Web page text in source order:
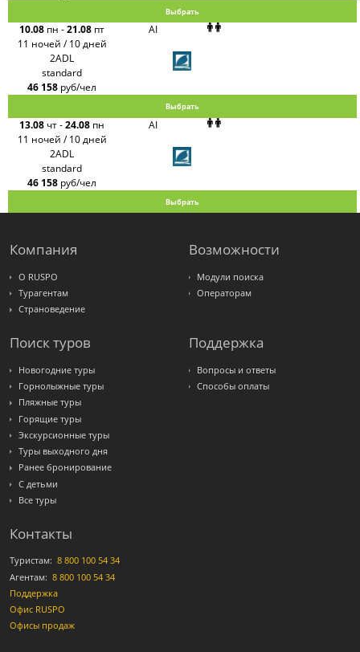
Выбрать
10.08 пн -21.08 пт
11 ночей / 10 дней
AI
2ADL
standard
46 158 руб/чел
Выбрать
13.08 чт-24.08 пн
11 ночей / 10 дней
AI
2ADL
standard
46 158 руб/чел
Выбрать
Компания
О RUSPO
Турагентам
Страноведение
Возможности
Модули поиска
Операторам
Поиск туров
Новогодние туры
Горнолыжные туры
Пляжные туры
Горящие туры
Экскурсионные туры
Туры выходного дня
Ранее бронирование
С детьми
Все туры
Поддержка
Вопросы и ответы
Способы оплаты
Контакты
Туристам: 8 800 100 54 34
Агентам: 8 800 100 54 34
Поддержка
Офис RUSPO
Офисы продаж